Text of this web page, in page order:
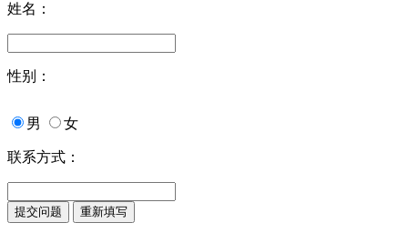
姓名：
性别：
男 女
联系方式：